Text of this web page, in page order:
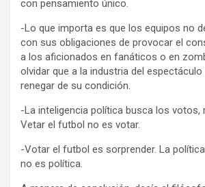
con pensamiento único.
-Lo que importa es que los equipos no
con sus obligaciones de provocar el
a los aficionados en fanáticos o en
olvidar que a la industria del
renegar de su condición.
-La inteligencia política busca los votos,
Vetar el futbol no es votar.
-Votar el futbol es sorprender. La
no es política.